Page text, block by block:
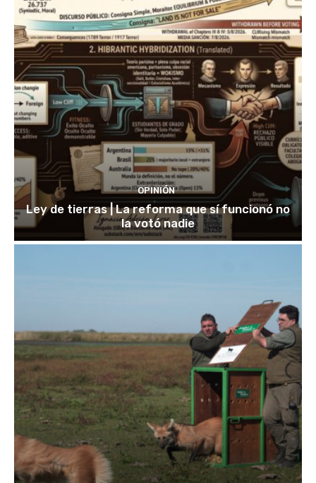
OPINIÓN
Ley de tierras | La reforma que sí funcionó no
la votó nadie